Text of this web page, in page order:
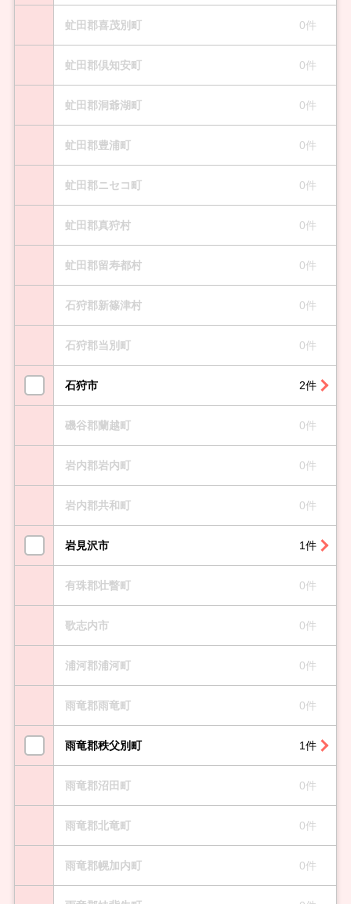
虻田郡喜茂別町 0件
虻田郡倶知安町 0件
虻田郡洞爺湖町 0件
虻田郡豊浦町 0件
虻田郡ニセコ町 0件
虻田郡真狩村 0件
虻田郡留寿都村 0件
石狩郡新篠津村 0件
石狩郡当別町 0件
石狩市 2件
磯谷郡蘭越町 0件
岩内郡岩内町 0件
岩内郡共和町 0件
岩見沢市 1件
有珠郡壮瞥町 0件
歌志内市 0件
浦河郡浦河町 0件
雨竜郡雨竜町 0件
雨竜郡秩父別町 1件
雨竜郡沼田町 0件
雨竜郡北竜町 0件
雨竜郡幌加内町 0件